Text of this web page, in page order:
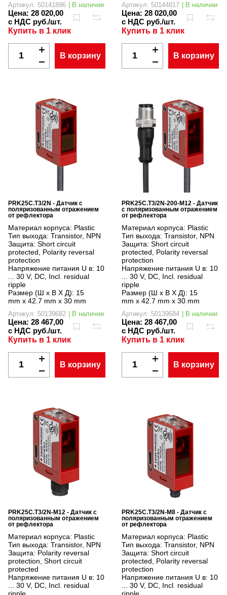
Артикул: 50141896 | В наличии
Цена: 28 020,00
с НДС руб./шт.
Купить в 1 клик
В корзину
Артикул: 50144817 | В наличии
Цена: 28 020,00
с НДС руб./шт.
Купить в 1 клик
В корзину
PRK25C.T3/2N - Датчик с
поляризованным отражением
от рефлектора
Материал корпуса: Plastic
Тип выхода: Transistor, NPN
Защита: Short circuit
protected, Polarity reversal
protection
Напряжение питания U в: 10
... 30 V, DC, Incl. residual
ripple
Размер (Ш x В X Д): 15
mm x 42.7 mm x 30 mm
Артикул: 50139682 | В наличии
Цена: 28 467,00
с НДС руб./шт.
Купить в 1 клик
В корзину
PRK25C.T3/2N-200-M12 - Датчик
с поляризованным отражением
от рефлектора
Материал корпуса: Plastic
Тип выхода: Transistor, NPN
Защита: Short circuit
protected, Polarity reversal
protection
Напряжение питания U в: 10
... 30 V, DC, Incl. residual
ripple
Размер (Ш x В X Д): 15
mm x 42.7 mm x 30 mm
Артикул: 50139684 | В наличии
Цена: 28 467,00
с НДС руб./шт.
Купить в 1 клик
В корзину
PRK25C.T3/2N-M12 - Датчик с
поляризованным отражением
от рефлектора
Материал корпуса: Plastic
Тип выхода: Transistor, NPN
Защита: Polarity reversal
protection, Short circuit
protected
Напряжение питания U в: 10
... 30 V, DC, Incl. residual
ripple
PRK25C.T3/2N-M8 - Датчик с
поляризованным отражением
от рефлектора
Материал корпуса: Plastic
Тип выхода: Transistor, NPN
Защита: Short circuit
protected, Polarity reversal
protection
Напряжение питания U в: 10
... 30 V, DC, Incl. residual
ripple